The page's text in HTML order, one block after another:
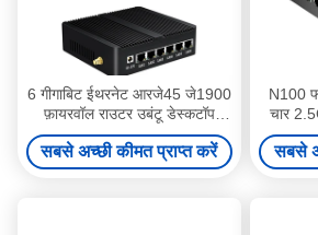
6 गीगाबिट ईथरनेट आरजे45 जे1900
फ़ायरवॉल राउटर उबंटू डेस्कटॉप
राउटर वाईफाई के साथ
सबसे अच्छी कीमत प्राप्त करें
N100
चार
डीपी
सबसे